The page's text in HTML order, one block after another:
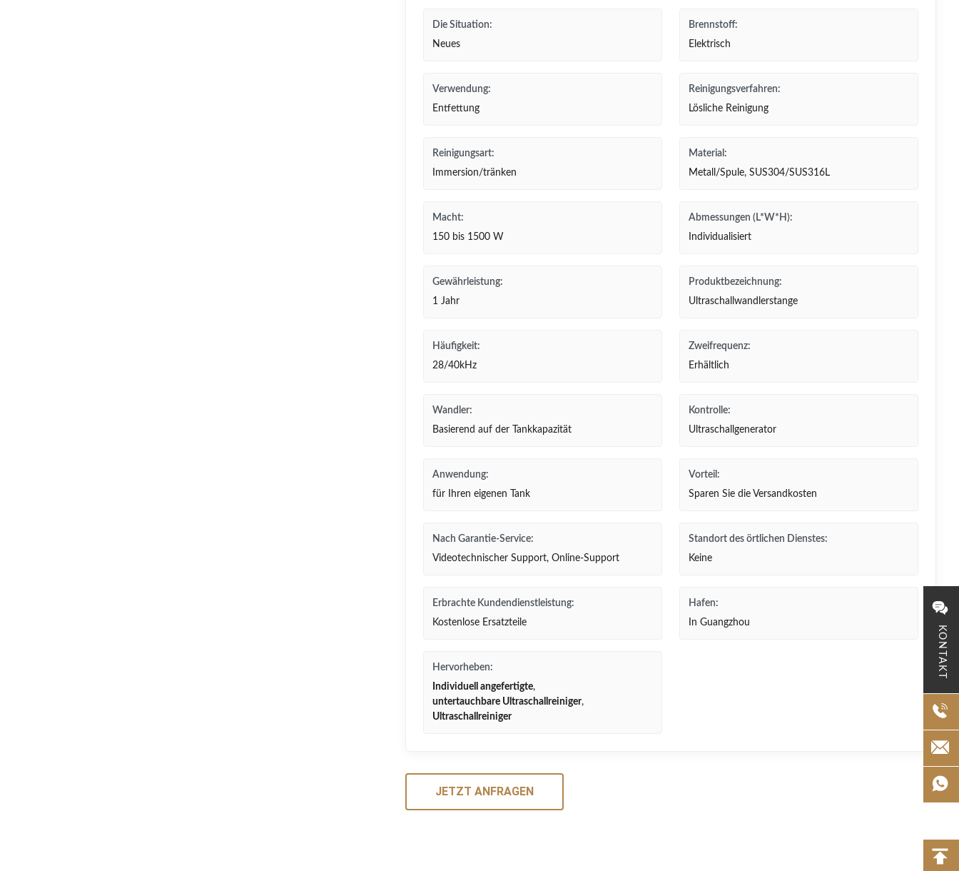
KONTAKT
Die Situation:
Neues
Brennstoff:
Elektrisch
Verwendung:
Entfettung
Reinigungsverfahren:
Lösliche Reinigung
Reinigungsart:
Immersion/tränken
Material:
Metall/Spule, SUS304/SUS316L
Macht:
150 bis 1500 W
Abmessungen (L*W*H):
Individualisiert
Gewährleistung:
1 Jahr
Produktbezeichnung:
Ultraschallwandlerstange
Häufigkeit:
28/40kHz
Zweifrequenz:
Erhältlich
Wandler:
Basierend auf der Tankkapazität
Kontrolle:
Ultraschallgenerator
Anwendung:
für Ihren eigenen Tank
Vorteil:
Sparen Sie die Versandkosten
Nach Garantie-Service:
Videotechnischer Support, Online-Support
Standort des örtlichen Dienstes:
Keine
Erbrachte Kundendienstleistung:
Kostenlose Ersatzteile
Hafen:
In Guangzhou
Hervorheben:
Individuell angefertigte,
untertauchbare Ultraschallreiniger,
Ultraschallreiniger
JETZT ANFRAGEN